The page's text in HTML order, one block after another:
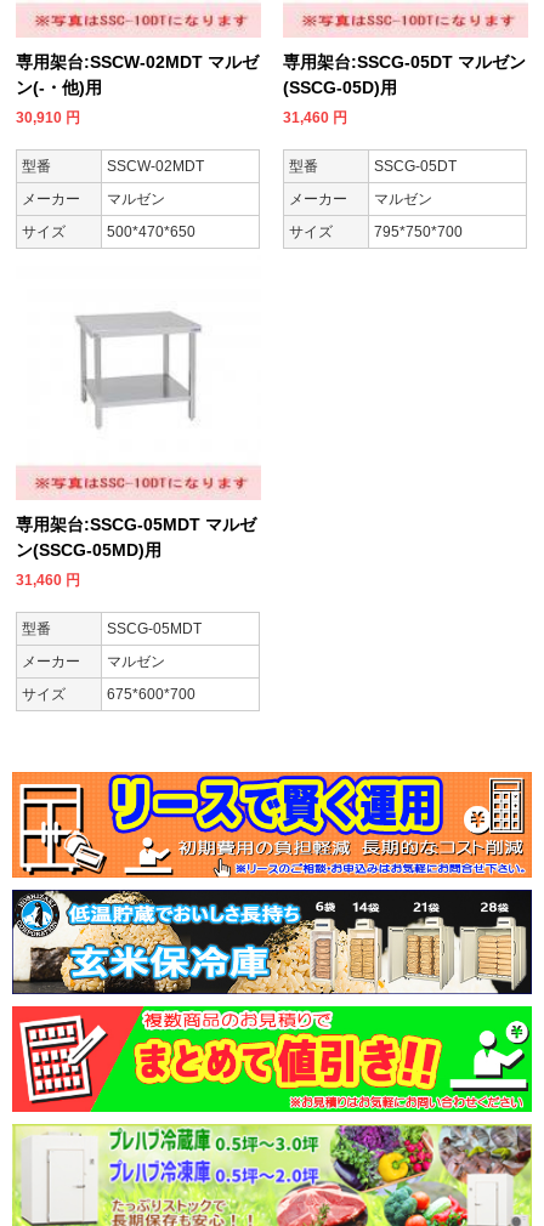
専用架台:SSCW-02MDT マルゼ
ン(-・他)用
30,910 円
型番
SSCW-02MDT
メーカー
マルゼン
サイズ
500*470*650
専用架台:SSCG-05DT マルゼン
(SSCG-05D)用
31,460 円
型番
SSCG-05DT
メーカー
マルゼン
サイズ
795*750*700
専用架台:SSCG-05MDT マルゼ
ン(SSCG-05MD)用
31,460 円
型番
SSCG-05MDT
メーカー
マルゼン
サイズ
675*600*700